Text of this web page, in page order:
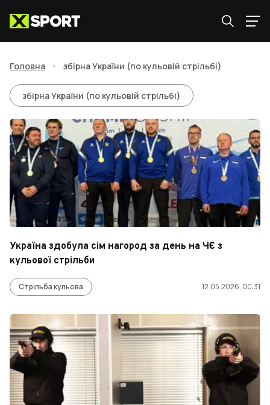
Головна • збірна України (по кульовій стрільбі)
збірна України (по кульовій
збірна України (по кульовій стрільбі)
Україна здобула сім нагород за день на ЧЄ з
кульової стрільби
Стрільба кульова 12.05.2026, 00:31